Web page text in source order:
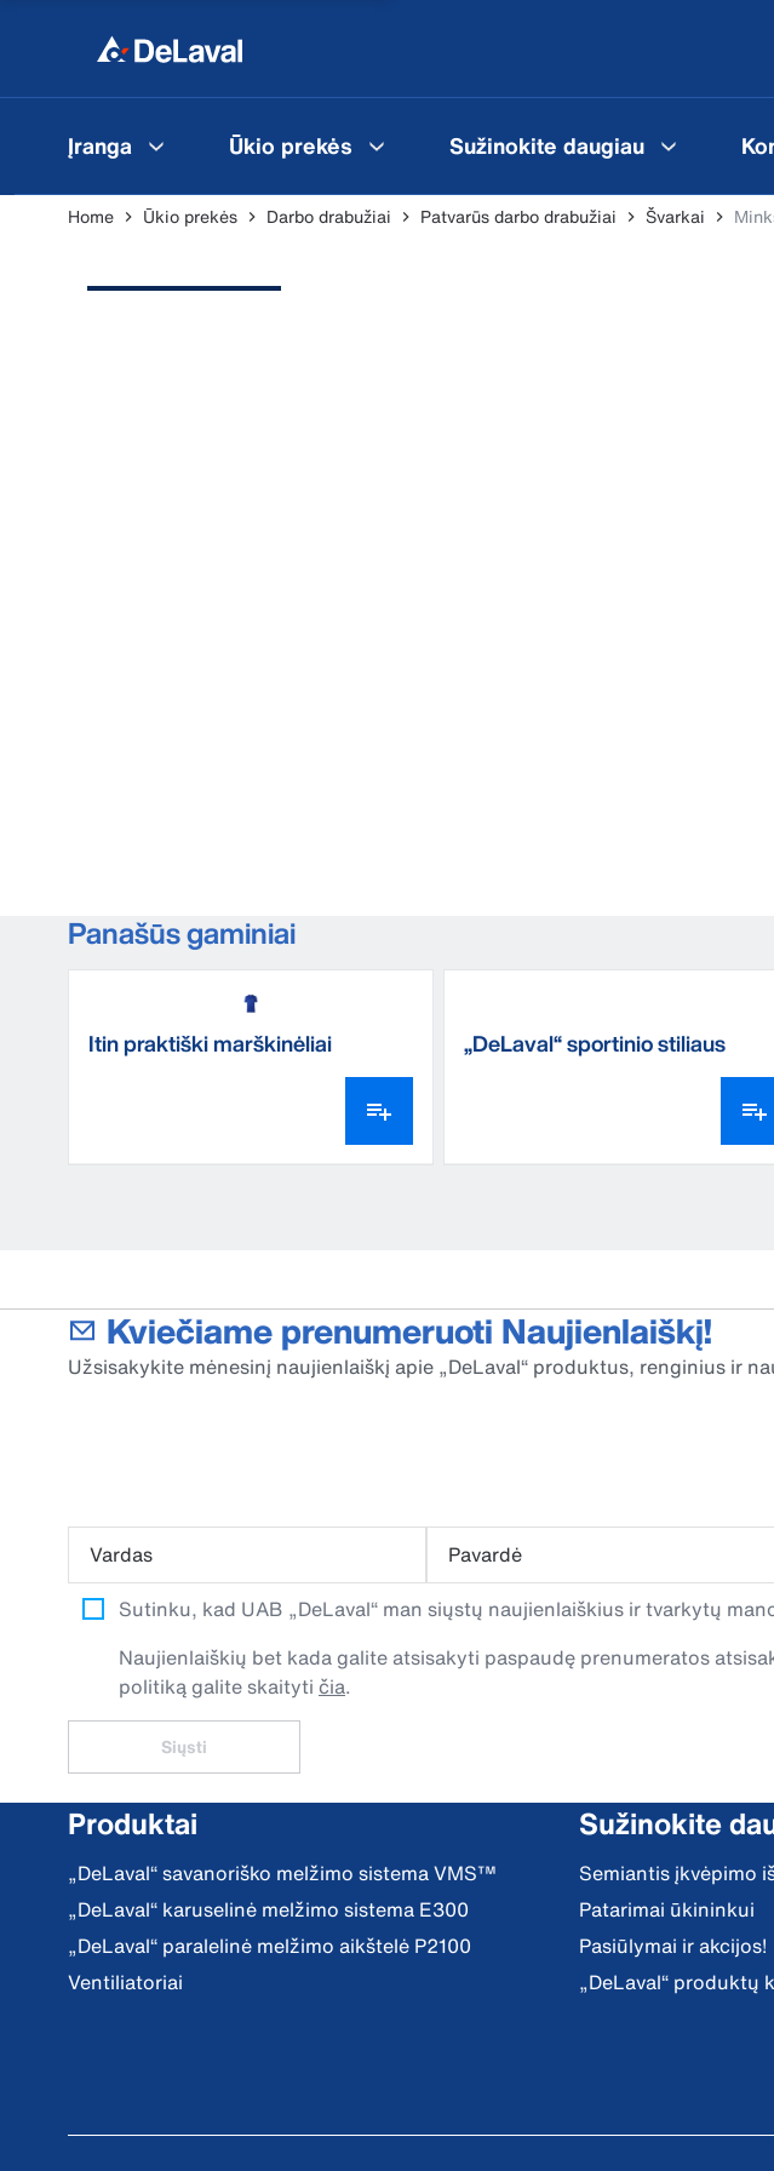
Įranga Ūkio prekės Sužinokite daugiau
Home Ūkio prekės Darbo drabužiai Patvarūs darbo drabužiai Švarkai
Panašūs gaminiai
Itin praktiški marškinėliai
„DeLaval“ sportinio stiliaus
Kviečiame prenumeruoti Naujienlaiškį!
Užsisakykite mėnesinį naujienlaiškį apie „DeLaval“ produktus, renginius ir
Vardas Pavardė
Sutinku, kad UAB „DeLaval“ man siųstų naujienlaiškius ir tvarkytų
Naujienlaiškių bet kada galite atsisakyti paspaudę prenumeratos
politiką galite skaityti čia.
Siųsti
Produktai
„DeLaval“ savanoriško melžimo sistema VMS™
„DeLaval“ karuselinė melžimo sistema E300
„DeLaval“ paralelinė melžimo aikštelė P2100
Ventiliatoriai
Sužinokite
Semiantis įkvėpimo
Patarimai ūkininkui
Pasiūlymai ir akcijos!
„DeLaval“ produktų